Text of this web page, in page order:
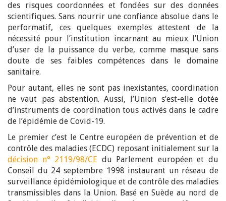
des risques coordonnées et fondées sur des données
scientifiques. Sans nourrir une confiance absolue dans le
performatif, ces quelques exemples attestent de la
nécessité pour l’institution incarnant au mieux l’Union
d’user de la puissance du verbe, comme masque sans
doute de ses faibles compétences dans le domaine
sanitaire.
Pour autant, elles ne sont pas inexistantes, coordination
ne vaut pas abstention. Aussi, l’Union s’est-elle dotée
d’instruments de coordination tous activés dans le cadre
de l’épidémie de Covid-19.
Le premier c’est le Centre européen de prévention et de
contrôle des maladies (ECDC) reposant initialement sur la
décision n° 2119/98/CE du Parlement européen et du
Conseil du 24 septembre 1998 instaurant un réseau de
surveillance épidémiologique et de contrôle des maladies
transmissibles dans la Union. Basé en Suède au nord de